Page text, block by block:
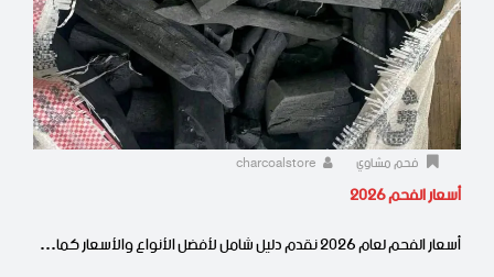
فحم مشاوي
أسعار الفحم 2026
أسعار الفحم لعام 2026 نقدم دليل شامل لأفضل الأنواع والأسعار كما…